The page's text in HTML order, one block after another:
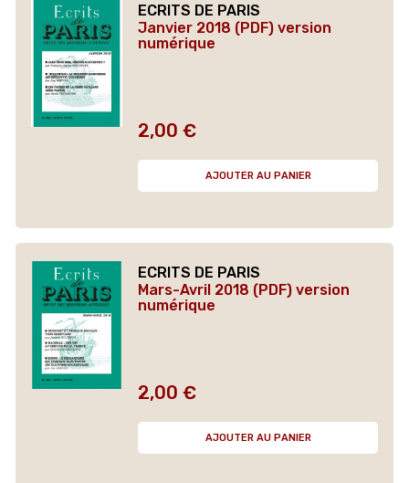
ECRITS DE PARIS
Janvier 2018 (PDF) version
numérique
Prix
2,00 €
AJOUTER AU PANIER
ECRITS DE PARIS
Mars-Avril 2018 (PDF) version
numérique
Prix
2,00 €
AJOUTER AU PANIER